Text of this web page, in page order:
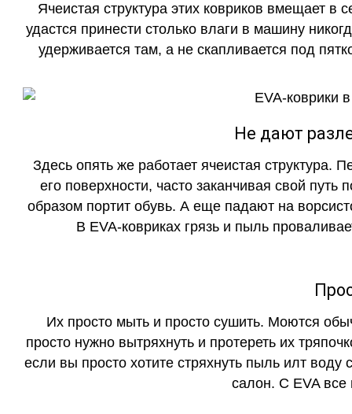
Ячеистая структура этих ковриков вмещает в
удастся принести столько влаги в машину
удерживается там, а не скапливается под
Не дают
Здесь опять же работает ячеистая структура.
его поверхности, часто заканчивая свой
образом портит обувь. А еще падают на
В EVA-ковриках грязь и пыль
Их просто мыть и просто сушить. Моются
просто нужно вытряхнуть и протереть их
если вы просто хотите стряхнуть пыль илт воду
салон. С EVA все